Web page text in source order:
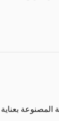
المصنوعة